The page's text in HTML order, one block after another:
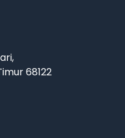
68122